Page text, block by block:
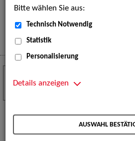
eine große Open-Air-Bühne
Musik und
Mehr
Serienfestival Weimar
TeleVisionale – Film- und
und Eventpartnerin des
NOV
Bitte wählen Sie aus:
Technisch Notwendig
Statistik
Personalisierung
Details anzeigen
AUSWAHL